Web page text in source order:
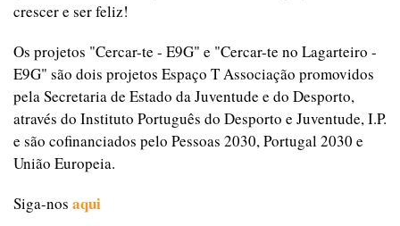
crescer e ser feliz!
Os projetos "Cercar-te - E9G" e "Cercar-te no Lagarteiro -
E9G" são dois projetos Espaço T Associação promovidos
pela Secretaria de Estado da Juventude e do Desporto,
através do Instituto Português do Desporto e Juventude, I.P.
e são cofinanciados pelo Pessoas 2030, Portugal 2030 e
União Europeia.
Siga-nos aqui